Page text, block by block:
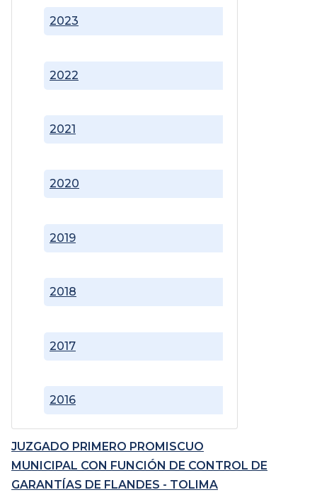
2016
2017
2018
2019
2020
2021
2022
2023
JUZGADO PRIMERO PROMISCUO
MUNICIPAL CON FUNCIÓN DE CONTROL DE
GARANTÍAS DE FLANDES - TOLIMA